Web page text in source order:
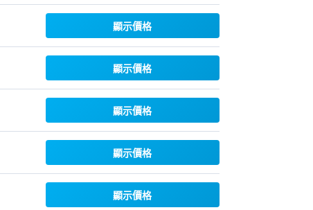
顯示價格
顯示價格
顯示價格
顯示價格
顯示價格